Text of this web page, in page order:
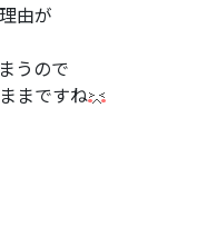
由が
うので
まですね